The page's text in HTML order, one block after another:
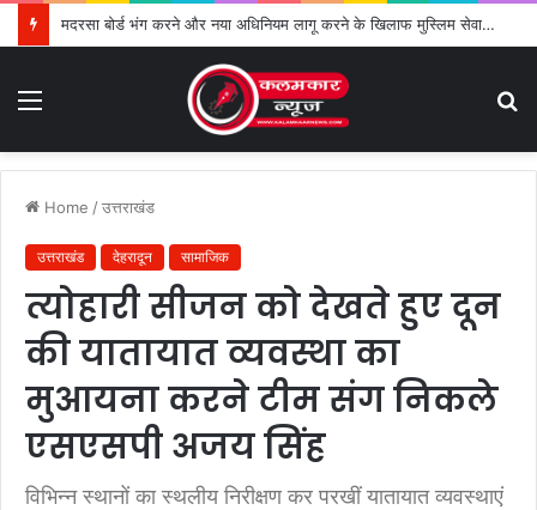
मदरसा बोर्ड भंग करने और नया अधिनियम लागू करने के खिलाफ मुस्लिम सेवा संगठन का विरोध तेज
Home /उत्तराखंड
उत्तराखंड देहरादून सामाजिक
त्योहारी सीजन को देखते हुए दून
की यातायात व्यवस्था का
मुआयना करने टीम संग निकले
एसएसपी अजय सिंह
विभिन्न स्थानों का स्थलीय निरीक्षण कर परखीं यातायात व्यवस्थाएं